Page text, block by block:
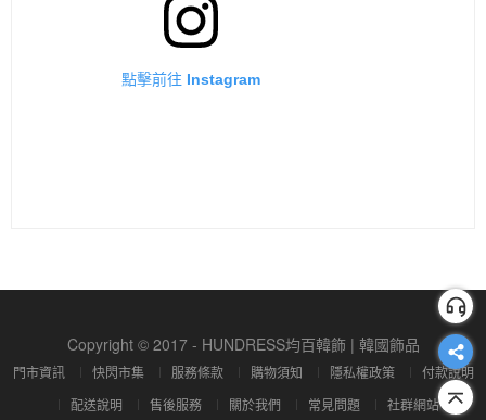
點擊前往 Instagram
Copyright © 2017 - HUNDRESS均百韓飾 | 韓國飾品
門市資訊 快閃市集 服務條款 購物須知 隱私權政策
付款說明
配送說明
售後服務 關於我們 常見問題 社群網站